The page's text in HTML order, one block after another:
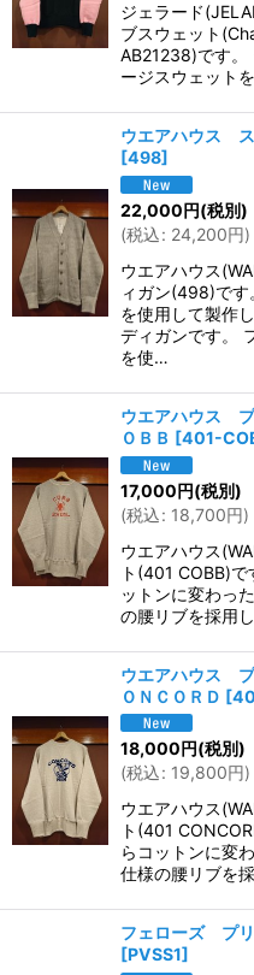
ジェラード
ブスウェット
AB21238)です。
ージスウェット
ウエアハウス
[498]
22,000円(税別)
(税込: 24,200円)
ウエアハウス
ィガン(498)で
を使用して製作
ディガンです。
を使…
ウエアハウス
ＯＢＢ [401-
17,000円(税別)
(税込: 18,700円)
ウエアハウス
ト(401 COBB)
ットンに変わっ
の腰リブを採用
ウエアハウス
ＯＮＣＯＲＤ [
18,000円(税別)
(税込: 19,800円)
ウエアハウス
ト(401
らコットンに変
仕様の腰リブを
フェローズ プ
[PVSS1]